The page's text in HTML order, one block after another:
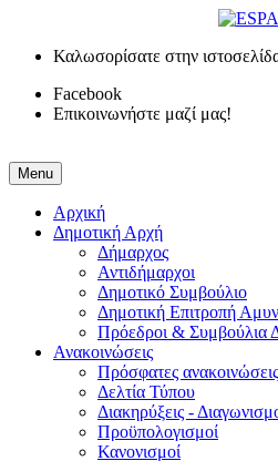
Καλωσορίσατε στην
Facebook
Επικοινωνήστε μαζί μας!
Menu
Αρχική
Δημοτική Αρχή
Δήμαρχος
Αντιδήμαρχοι
Δημοτικό Συμβούλιο
Δημοτική Επιτροπή
Πρόεδροι & Συμβούλια
Ανακοινώσεις
Πρόσφατες ανακοινώσεις
Δελτία Τύπου
Διακηρύξεις -
Προϋπολογισμοί
Κανονισμοί